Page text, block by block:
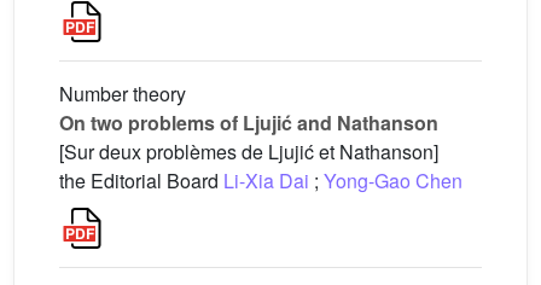
Number theory
On two problems of Ljujić and Nathanson
[Sur deux problèmes de Ljujić et Nathanson]
the Editorial Board Li-Xia Dai ; Yong-Gao Chen